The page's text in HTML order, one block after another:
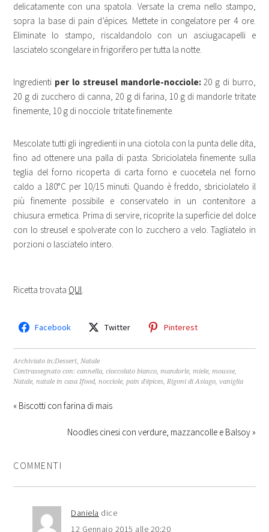
delicatamente con una spatola. Versate la crema nello stampo,
sopra la base di pain d’épices. Mettete in congelatore per 4 ore.
Eliminate lo stampo, riscaldandolo con un asciugacapelli e
lasciatelo scongelare in frigorifero per tutta la notte.
Ingredienti per lo streusel mandorle-nocciole:20 g di burro,
20 g di zucchero di canna, 20 g di farina, 10 g di mandorle tritate
finemente, 10 g di nocciole tritate finemente.
Mescolate tutti gli ingredienti in una ciotola con la punta delle dita,
fino ad ottenere una palla di pasta. Sbriciolatela finemente sulla
teglia del forno ricoperta di carta forno e cuocetela nel forno
caldo a 180°C per 10/15 minuti. Quando è freddo, sbriciolatelo il
più finemente possibile e conservatelo in un contenitore a
chiusura ermetica. Prima di servire, ricoprite la superficie del dolce
con lo streusel e spolverate con lo zucchero a velo. Tagliatelo in
porzioni o lasciatelo intero.
Ricetta trovata QUI.
Facebook Twitter Pinterest
Archiviato in:Dessert,Natale
Contrassegnato con:cannella,cioccolato bianco,mandorle,miele,mousse,
Natale,natale in casa Ifood,nocciole,pain d'épices,Rigoni di Asiago,vaniglia
« Biscotti con farina di mais
Noodles cinesi con verdure, mazzancolle e Balsoy »
COMMENTI
Daniela dice
12 Gennaio 2015 alle 20:20